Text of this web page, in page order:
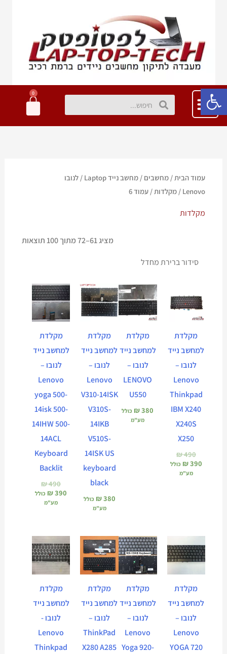
פתח סרגל נגישות חיפושחיפוש
0
עגלת
קניות
עמוד הבית/ מחשבים / מחשב נייד Laptop / לנובו
Lenovo
/ מקלדות/ עמוד 6
מקלדות
מציג 61–72 מתוך 100 תוצאות
מקלדת
למחשב נייד
לנובו –
Lenovo
Thinkpad
IBM X240
X240S
X250
₪490
המקורי
היה:
₪390
הנוכחי
הוא:
כולל
מע"מ
מקלדת
למחשב נייד
לנובו –
LENOVO
U550
₪380
כולל
מע"מ
מקלדת
למחשב נייד
לנובו –
Lenovo
V310-14ISK
V310S-
14IKB
V510S-
14ISK US
keyboard
black
₪380
כולל
מע"מ
מקלדת
למחשב נייד
לנובו –
Lenovo
yoga 500-
14isk 500-
14IHW 500-
14ACL
Keyboard
Backlit
₪490
המחיר
המקורי
היה:
₪ 490.
₪390
המחיר
הנוכחי
הוא:
₪ 390.
כולל
מע"מ
מקלדת
למחשב נייד
לנובו –
Lenovo
YOGA 720
המקורי
היה:
הנוכחי
הוא:
מקלדת
למחשב נייד
לנובו –
Lenovo
Yoga 920-
מקלדת
למחשב נייד
לנובו –
ThinkPad
X280 A285
מקלדת
למחשב נייד
לנובו -
Lenovo
Thinkpad
המחיר
המקורי
היה:
₪ 450.
המחיר
הנוכחי
הוא: